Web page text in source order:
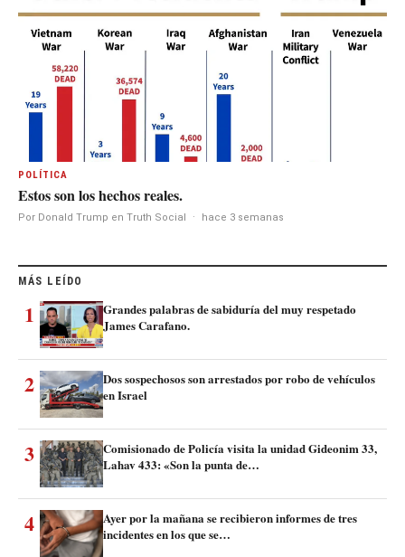
POLÍTICA
Estos son los hechos reales.
Por Donald Trump en Truth Social · hace 3 semanas
MÁS LEÍDO
1
Grandes palabras de sabiduría del muy respetado
James Carafano.
2
Dos sospechosos son arrestados por robo de vehículos
en Israel
3
Comisionado de Policía visita la unidad Gideonim 33,
Lahav 433: «Son la punta de…
4
Ayer por la mañana se recibieron informes de tres
incidentes en los que se…